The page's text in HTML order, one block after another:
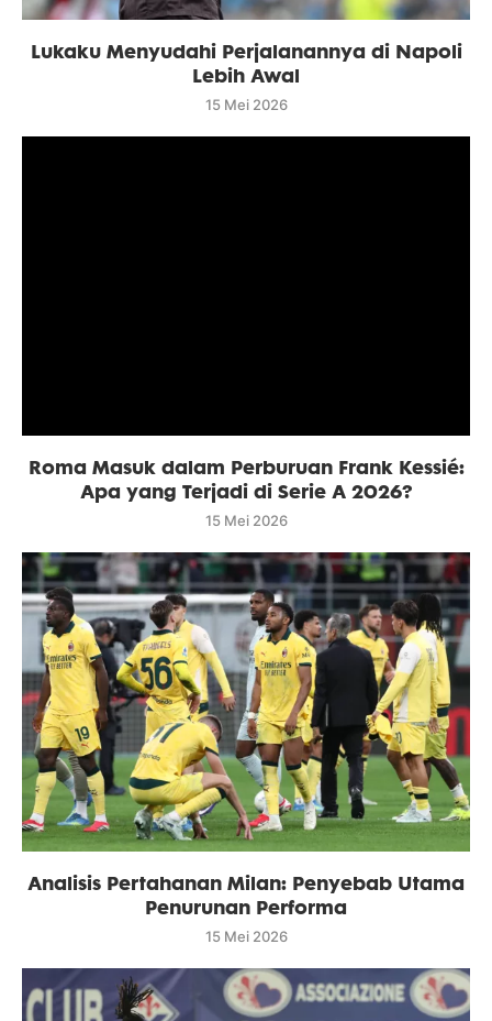
Lukaku Menyudahi Perjalanannya di Napoli
Lebih Awal
15 Mei 2026
Roma Masuk dalam Perburuan Frank Kessié:
Apa yang Terjadi di Serie A 2026?
15 Mei 2026
Analisis Pertahanan Milan: Penyebab Utama
Penurunan Performa
15 Mei 2026